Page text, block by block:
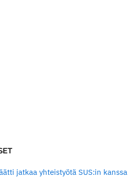
jatkaa yhteistyötä SUS:in kanssa